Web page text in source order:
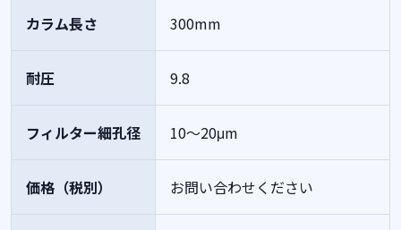
カラム長さ 300mm
耐圧 9.8
フィルター細孔径 10～20μm
価格（税別） お問い合わせください